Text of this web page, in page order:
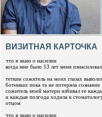
ВИЗИТНАЯ КАРТОЧКА
что я знаю о насилии
когда мне было 13 лет меня
теткин сожитель на моих глазах
ботинках пока та не потеряла сознание
сожитель моей матери избивал ее
и каждые полгода ходила к
отцом
что я знаю о насилии